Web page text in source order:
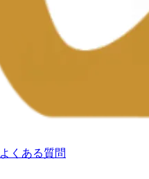
よくある質問